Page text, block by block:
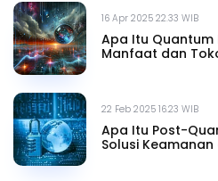
16 Apr 2025 22.33 WIB
Apa Itu Quantum
Manfaat dan
22 Feb 2025 16.23 WIB
Apa Itu Post-
Solusi